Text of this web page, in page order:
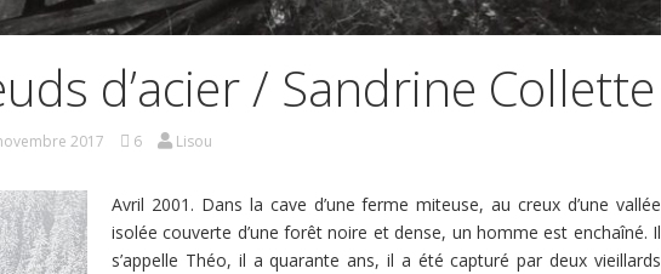
d’acier / Sandrine Collette
2017 6 Lisou
Avril 2001. Dans la cave d’une ferme miteuse, au creux d’une vallée
isolée couverte d’une forêt noire et dense, un homme est enchaîné. Il
s’appelle Théo, il a quarante ans, il a été capturé par deux vieillards